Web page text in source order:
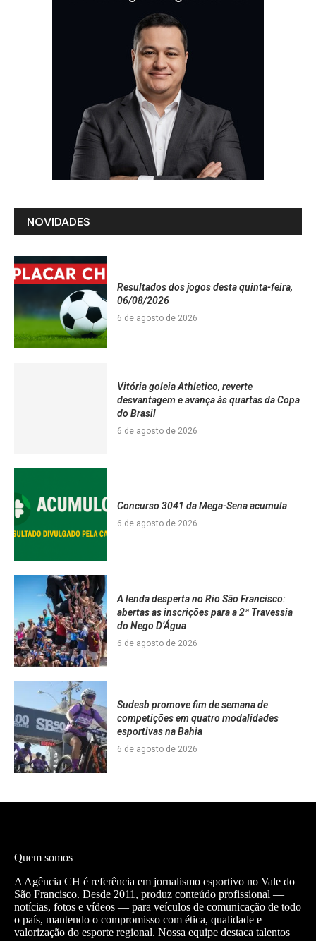
NOVIDADES
Resultados dos jogos desta quinta-feira,
06/08/2026
6 de agosto de 2026
Vitória goleia Athletico, reverte
desvantagem e avança às quartas da Copa
do Brasil
6 de agosto de 2026
Concurso 3041 da Mega-Sena acumula
6 de agosto de 2026
A lenda desperta no Rio São Francisco:
abertas as inscrições para a 2ª Travessia
do Nego D’Água
6 de agosto de 2026
Sudesb promove fim de semana de
competições em quatro modalidades
esportivas na Bahia
6 de agosto de 2026
Quem somos
A Agência CH é referência em jornalismo esportivo no Vale do
São Francisco. Desde 2011, produz conteúdo profissional —
notícias, fotos e vídeos — para veículos de comunicação de todo
o país, mantendo o compromisso com ética, qualidade e
valorização do esporte regional. Nossa equipe destaca talentos